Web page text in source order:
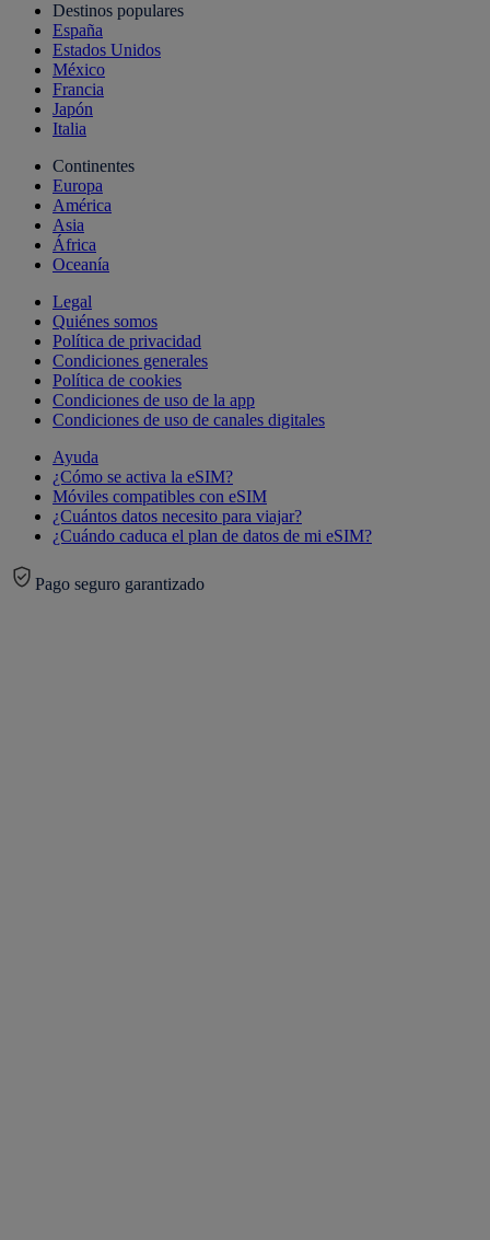
Destinos populares
España
Estados Unidos
México
Francia
Japón
Italia
Continentes
Europa
América
Asia
África
Oceanía
Legal
Quiénes somos
Política de privacidad
Condiciones generales
Política de cookies
Condiciones de uso de la app
Condiciones de uso de canales digitales
Ayuda
¿Cómo se activa la eSIM?
Móviles compatibles con eSIM
¿Cuántos datos necesito para viajar?
¿Cuándo caduca el plan de datos de mi eSIM?
Pago seguro garantizado